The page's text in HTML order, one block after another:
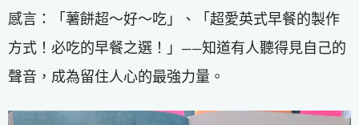
感言：「薯餅超～好～吃」、「超愛英式早餐的製作
方式！必吃的早餐之選！」——知道有人聽得見自己的
聲音，成為留住人心的最強力量。